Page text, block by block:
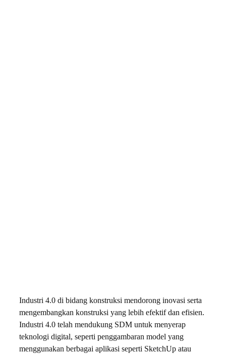
Industri 4.0 di bidang konstruksi mendorong inovasi serta
mengembangkan konstruksi yang lebih efektif dan efisien.
Industri 4.0 telah mendukung SDM untuk menyerap
teknologi digital, seperti penggambaran model yang
menggunakan berbagai aplikasi seperti SketchUp atau